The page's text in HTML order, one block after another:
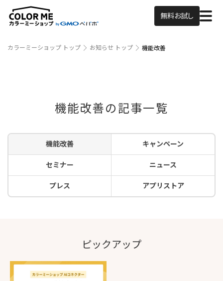
無料お試し
カラーミーショップ トップ お知らせ トップ 機能改善
機能改善の記事一覧
機能改善 キャンペーン
セミナー ニュース
プレス アプリストア
ピックアップ